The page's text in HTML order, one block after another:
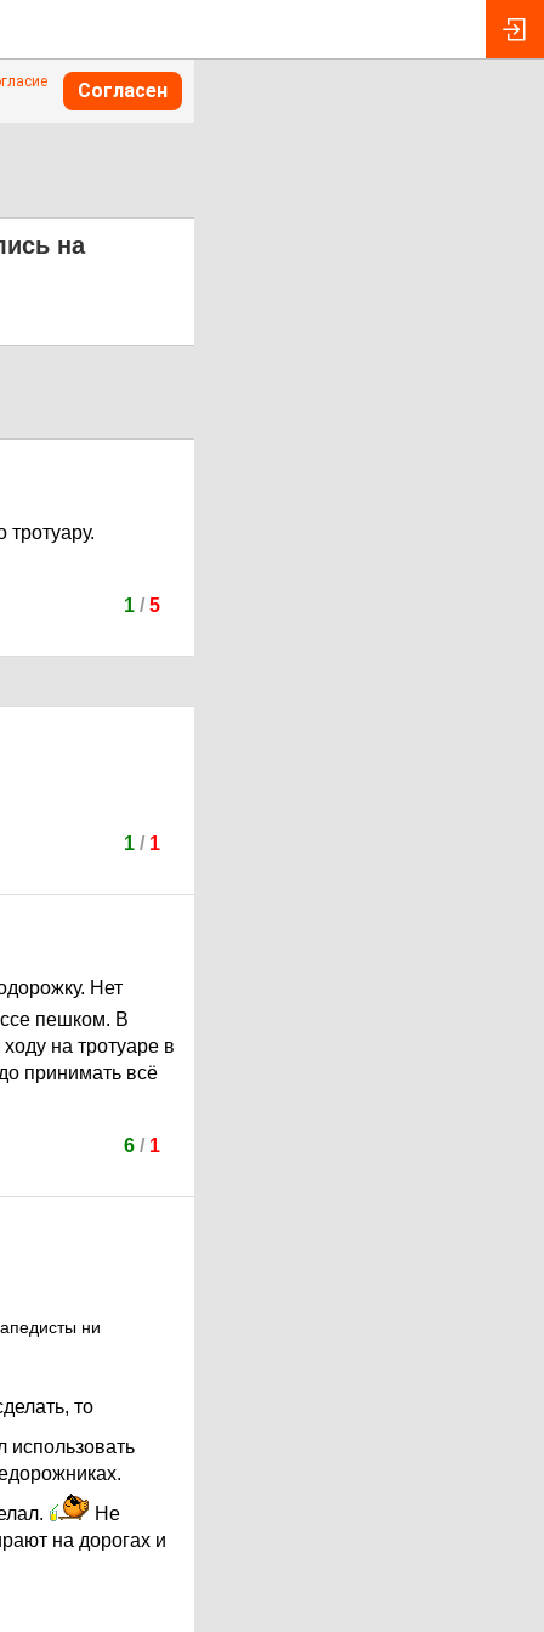
Согласен
на
1/ 5
1/ 1
Нет
пешком. В
на тротуаре в
принимать всё
6/ 1
ни
то
использовать
Не
на дорогах и